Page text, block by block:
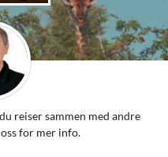
reiser sammen med andre
for mer info.